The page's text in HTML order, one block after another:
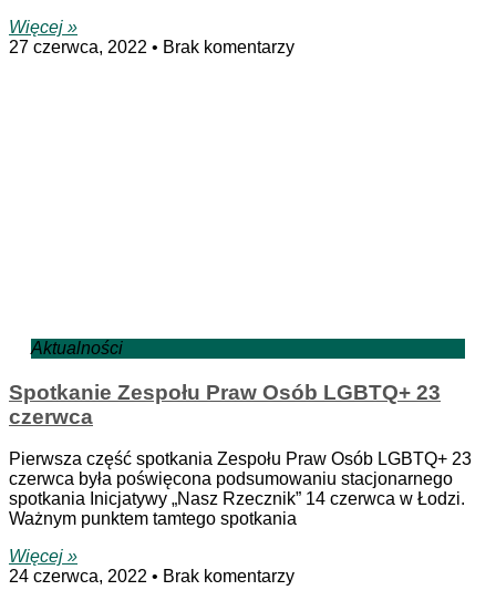
Więcej »
27 czerwca, 2022
Brak komentarzy
Aktualności
Spotkanie Zespołu Praw Osób LGBTQ+ 23
czerwca
Pierwsza część spotkania Zespołu Praw Osób LGBTQ+ 23
czerwca była poświęcona podsumowaniu stacjonarnego
spotkania Inicjatywy „Nasz Rzecznik” 14 czerwca w Łodzi.
Ważnym punktem tamtego spotkania
Więcej »
24 czerwca, 2022
Brak komentarzy